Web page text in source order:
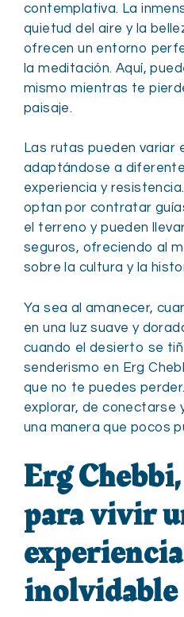
contemplativa. La
quietud del aire y la
ofrecen un entorno
la meditación. Aquí,
mismo mientras te
paisaje.
Las rutas pueden variar
adaptándose a
experiencia y
optan por contratar
el terreno y pueden
seguros, ofreciendo al
sobre la cultura y la
Ya sea al amanecer,
en una luz suave y
cuando el desierto se
senderismo en Erg
que no te puedes
explorar, de conectarse
una manera que pocos
Erg
para vivir
experiencia
inolvidable